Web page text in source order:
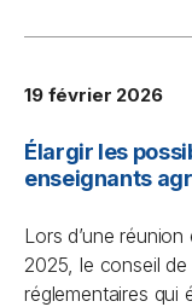
19 février 2026
Élargir les
enseignants
Lors d’une
2025, le conseil
réglementaires qui